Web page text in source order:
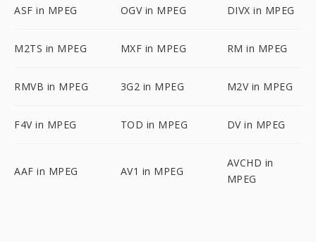
ASF in MPEG OGV in MPEG DIVX in MPEG
M2TS in MPEG MXF in MPEG RM in MPEG
RMVB in MPEG 3G2 in MPEG M2V in MPEG
F4V in MPEG TOD in MPEG DV in MPEG
AAF in MPEG AV1 in MPEG
AVCHD in
MPEG